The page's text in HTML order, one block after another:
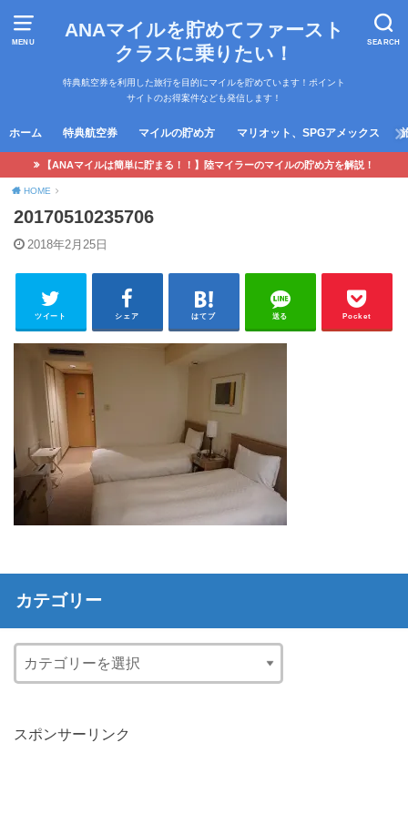
MENU SEARCH
ANAマイルを貯めてファースト
クラスに乗りたい！
特典航空券を利用した旅行を目的にマイルを貯めています！ポイント
サイトのお得案件なども発信します！
ホーム 特典航空券 マイルの貯め方 マリオット、SPGアメックス
【ANAマイルは簡単に貯まる！！】陸マイラーのマイルの貯め方を解説！
HOME
20170510235706
2018年2月25日
ツイート シェア はてブ 送る Pocket
カテゴリー
スポンサーリンク